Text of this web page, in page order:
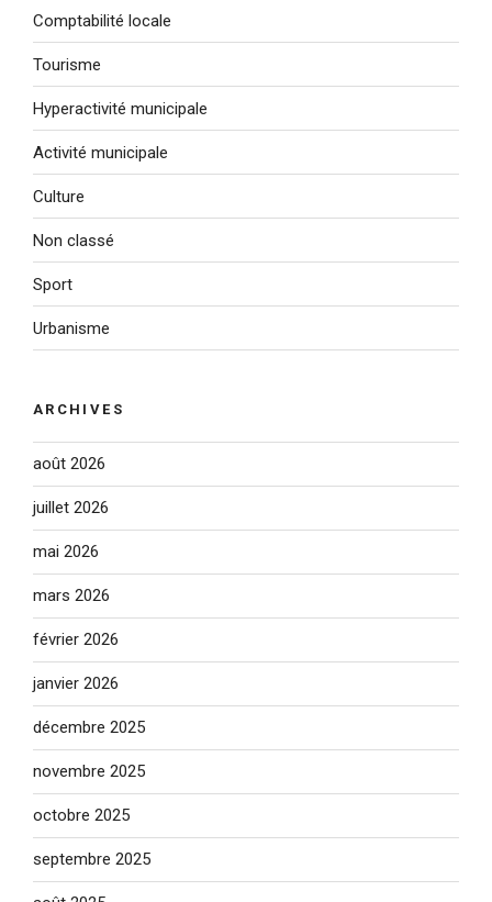
Comptabilité locale
Tourisme
Hyperactivité municipale
Activité municipale
Culture
Non classé
Sport
Urbanisme
ARCHIVES
août 2026
juillet 2026
mai 2026
mars 2026
février 2026
janvier 2026
décembre 2025
novembre 2025
octobre 2025
septembre 2025